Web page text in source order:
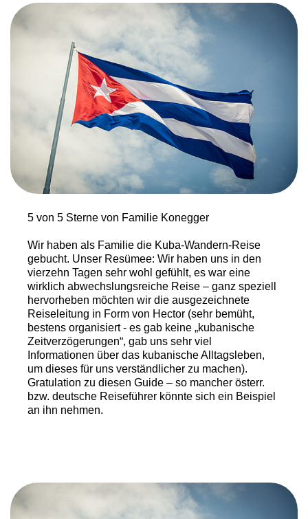
5 von 5 Sterne von Familie Konegger
Wir haben als Familie die Kuba-Wandern-Reise
gebucht. Unser Resümee: Wir haben uns in den
vierzehn Tagen sehr wohl gefühlt, es war eine
wirklich abwechslungsreiche Reise – ganz speziell
hervorheben möchten wir die ausgezeichnete
Reiseleitung in Form von Hector (sehr bemüht,
bestens organisiert - es gab keine „kubanische
Zeitverzögerungen“, gab uns sehr viel
Informationen über das kubanische Alltagsleben,
um dieses für uns verständlicher zu machen).
Gratulation zu diesen Guide – so mancher österr.
bzw. deutsche Reiseführer könnte sich ein Beispiel
an ihn nehmen.